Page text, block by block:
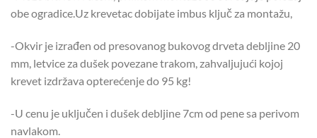
obe ogradice.Uz krevetac dobijate imbus ključ za montažu,
-Okvir je izrađen od presovanog bukovog drveta debljine 20
mm, letvice za dušek povezane trakom, zahvaljujući kojoj
krevet izdržava opterećenje do 95 kg!
-U cenu je uključen i dušek debljine 7cm od pene sa perivom
navlakom.